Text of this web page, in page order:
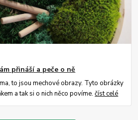
přináší a peče o ně
to jsou mechové obrazy. Tyto obrázky
a tak si o nich něco povíme.číst celé